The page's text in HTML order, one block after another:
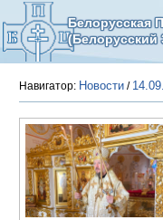
Белорусская
(Белорусский
Навигатор: Новости /